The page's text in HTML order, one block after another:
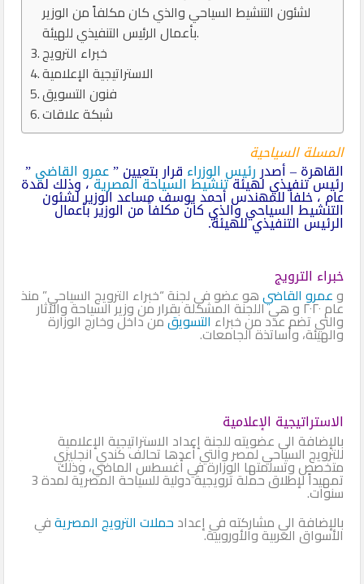
لشئون التنشيط السياحي والذي كان مكلفاً من الوزير
بأعمال الرئيس التنفيذي للهيئة.
خبراء الترويج
فنون التسويق
شبكة علاقات
المسلة السياحية
القاهرة – أصدررئيس الوزراء قرار بتعيين ”عمرو القاضي”
رئيس تنفيذي لهيئةتنشيط السياحة المصرية، وذلك لمدة
عام ، خلفاً للمهندس أحمد يوسف مساعد الوزير لشئون
التنشيط السياحي والذي كان مكلفاً من الوزير بأعمال
الرئيس التنفيذي للهيئة.
خبراء الترويج
وعمرو القاضيهو عضو في لجنة “خبراء الترويج السياحي” منذ
عام ٢٠٢٠ و هي اللجنة المشكلة بقرار من وزير السياحة والآثار
والتي تضم عدد من خبراءالتسويقمن داخل وخارج الوزارة
والهيئة، وأساتذة الجامعات.
الاستراتيجية الإعلامية
بالإضافة الى عضويته للجنة إعداد الاستراتيجية الإعلامية
للترويج السياحي لمصر والتي أعدها تحالف كندي انجليزي
متخصص وتسلمتها الوزارة في أغسطس الماضي، وذلك
تمهيداً لإطلاق حملة ترويجية دولية للسياحة المصرية لمدة 3
سنوات.
بالإضافة الي مشاركته في إعداد حملات الترويج المصريةفي
الأسواق العربية والأوروبية.